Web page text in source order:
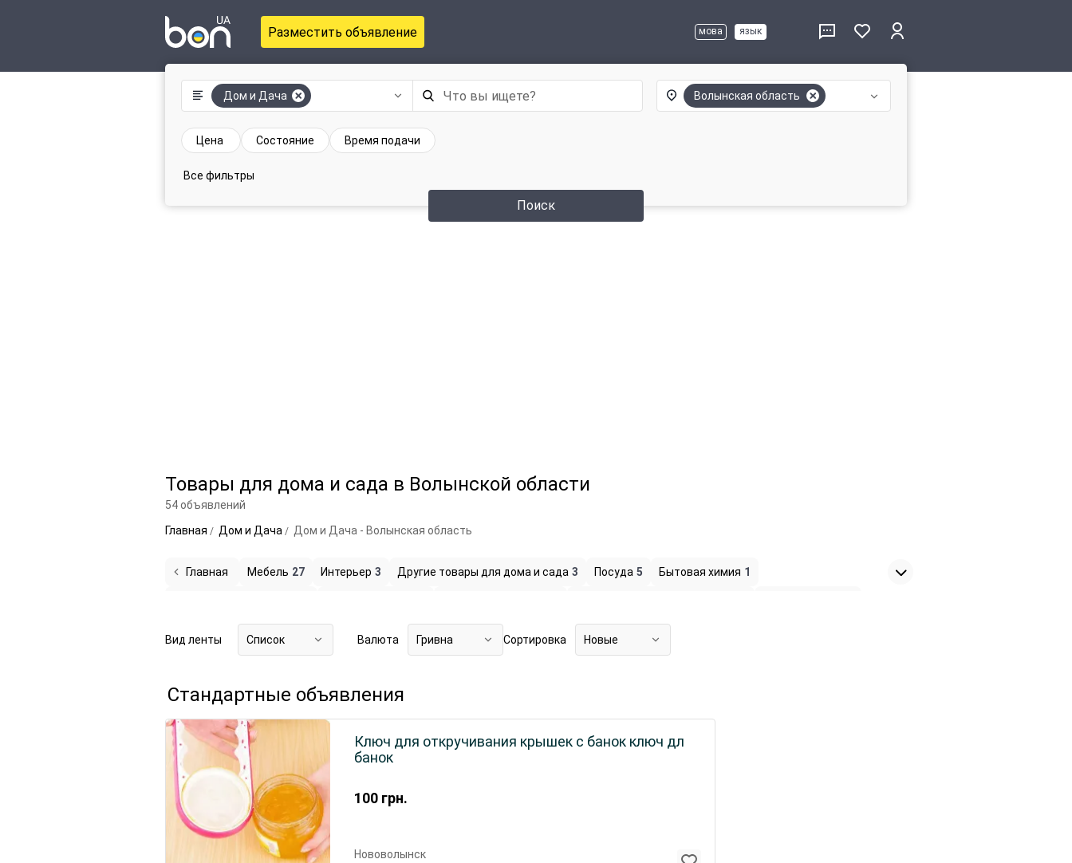
Разместить объявление мова язык
Дом и Дача Волынская область
Поиск
Цена Состояние Время подачи
Все фильтры
Товары для дома и сада в Волынской области
54 объявлений
Главная
Дом и Дача Дом и Дача - Волынская область
Главная Мебель 27 Интерьер 3 Другие товары для дома и сада 3 Посуда 5 Бытовая химия 1
Канцтовары Продукты питания
Вид ленты
Список Валюта Гривна Сортировка Новые
Стандартные объявления
100 грн.
Ключ для откручивания крышек с банок ключ дл
банок
Нововолынск